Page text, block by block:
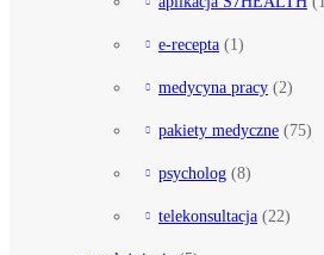
e-recepta (1)
medycyna pracy (2)
pakiety medyczne (75)
psycholog (8)
telekonsultacja (22)